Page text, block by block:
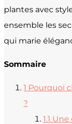
plantes avec
ensemble les
qui marie
Sommaire
1 Pourquoi
?
1.1 Une